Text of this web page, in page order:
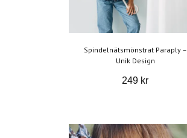
Spindelnätsmönstrat Paraply –
Unik Design
249 kr